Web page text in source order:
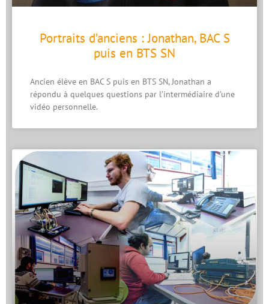
Portraits d’anciens : Jonathan, BAC S
puis en BTS SN
Ancien élève en BAC S puis en BTS SN, Jonathan a
répondu à quelques questions par l’intermédiaire d’une
vidéo personnelle.